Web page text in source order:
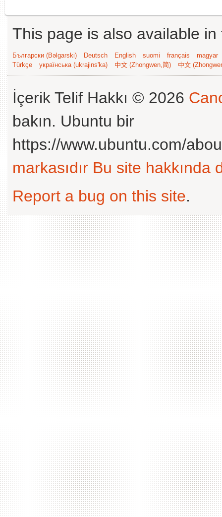
This page is also available
Български (Bəlgarski) Deutsch English suomi français
magyar
Türkçe
українська (ukrajins'ka) 中文 (Zhongwen,简) 中文
İçerik Telif Hakkı © 2026
bakın. Ubuntu bir
https://www.ubuntu.com/
markasıdır Bu site hakkında
Report a bug on this site.